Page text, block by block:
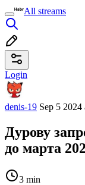
All streams
Login
denis-19 Sep 5 2024
Дурову
до марта
3 min